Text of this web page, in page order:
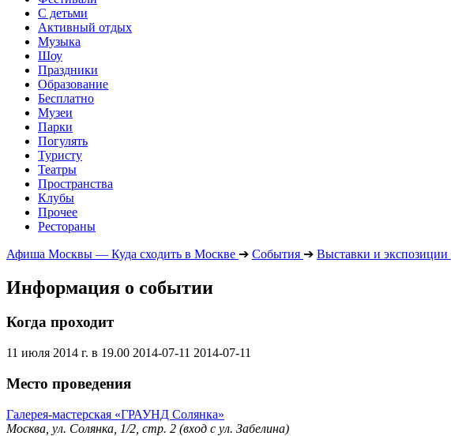
С детьми
Активный отдых
Музыка
Шоу
Праздники
Образование
Бесплатно
Музеи
Парки
Погулять
Туристу
Театры
Пространства
Клубы
Прочее
Рестораны
Афиша Москвы — Куда сходить в Москве ➔ События ➔ Выставки и экспозиции
Информация о событии
Когда проходит
11 июля 2014 г. в 19.00 2014-07-11 2014-07-11
Место проведения
Галерея-мастерская «ГРАУНД Солянка»
Москва, ул. Солянка, 1/2, стр. 2 (вход с ул. Забелина)